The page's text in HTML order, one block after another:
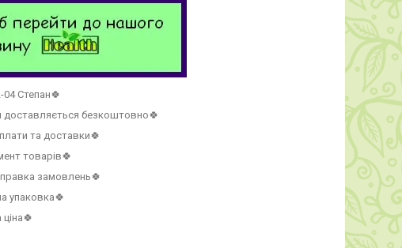
04 Степан🍀
доставляється безкоштовно🍀
та доставки🍀
товарів🍀
замовлень🍀
упаковка🍀